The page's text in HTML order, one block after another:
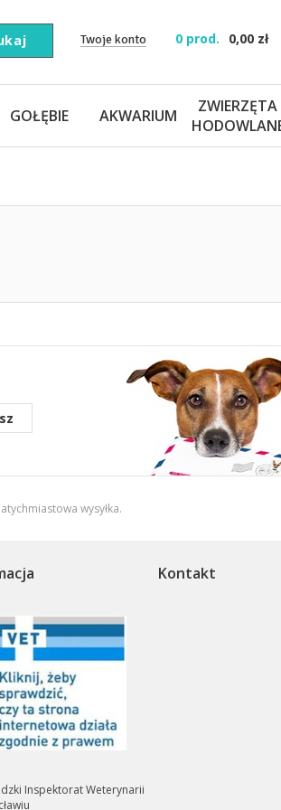
Twoje konto 0 prod. 0,00 zł
GOŁĘBIE AKWARIUM
ZWIERZĘTA
wysyłka.
Inspektorat Weterynarii
Kontakt